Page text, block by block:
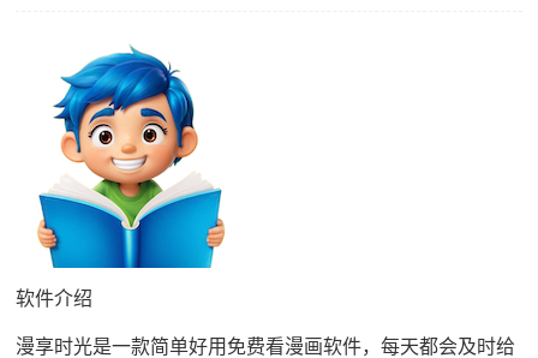
软件介绍
漫享时光是一款简单好用免费看漫画软件，每天都会及时给